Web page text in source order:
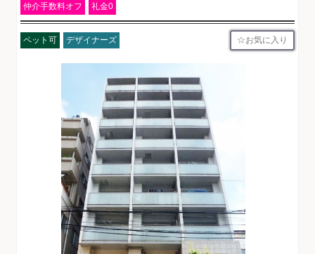
仲介手数料オフ 礼金0
ペット可 デザイナーズ お気に入り